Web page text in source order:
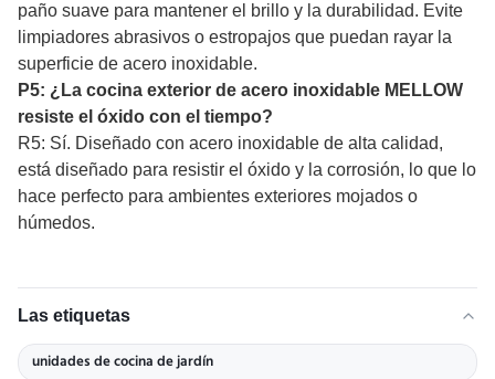
paño suave para mantener el brillo y la durabilidad. Evite
limpiadores abrasivos o estropajos que puedan rayar la
superficie de acero inoxidable.
P5: ¿La cocina exterior de acero inoxidable MELLOW
resiste el óxido con el tiempo?
R5: Sí. Diseñado con acero inoxidable de alta calidad,
está diseñado para resistir el óxido y la corrosión, lo que lo
hace perfecto para ambientes exteriores mojados o
húmedos.
Las etiquetas
unidades de cocina de jardín